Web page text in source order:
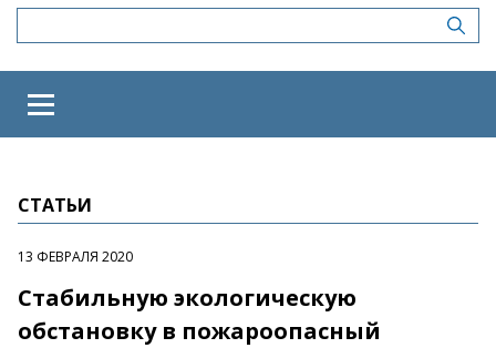
СТАТЬИ
13 ФЕВРАЛЯ 2020
Стабильную экологическую
обстановку в пожароопасный